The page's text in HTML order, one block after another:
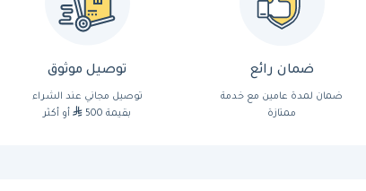
ضمان رائع
ضمان لمدة عامين مع خدمة
ممتازة
توصيل موثوق
توصيل مجاني عند الشراء
بقيمة 500
أو أكثر